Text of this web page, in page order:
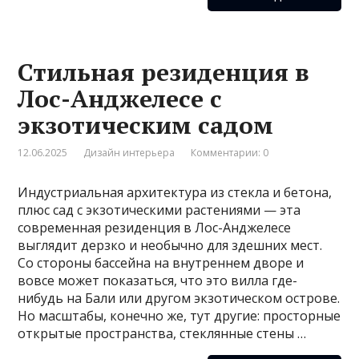
Стильная резиденция в
Лос-Анджелесе с
экзотическим садом
12.06.2025 Дизайн интерьера Комментарии: 0
Индустриальная архитектура из стекла и бетона,
плюс сад с экзотическими растениями — эта
современная резиденция в Лос-Анджелесе
выглядит дерзко и необычно для здешних мест.
Со стороны бассейна на внутреннем дворе и
вовсе может показаться, что это вилла где-
нибудь на Бали или другом экзотическом острове.
Но масштабы, конечно же, тут другие: просторные
открытые пространства, стеклянные стены …